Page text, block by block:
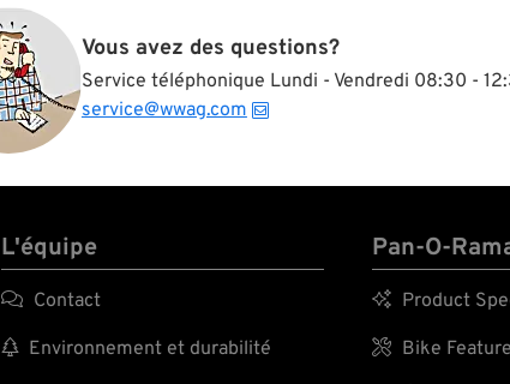
Vous avez des questions?
Service téléphonique Lundi - Vendredi 08:30 -
service@wwag.com
L'équipe
 Contact
 Environnement et durabilité
Pan-O-
 Product
 Bike